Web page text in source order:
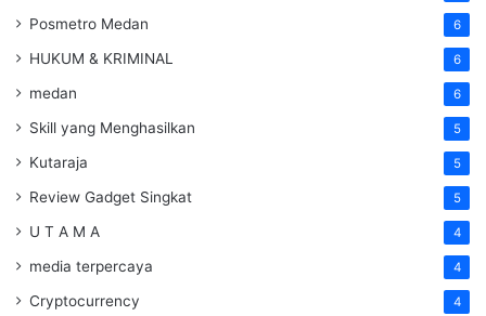
Posmetro Medan 6
HUKUM & KRIMINAL 6
medan 6
Skill yang Menghasilkan 5
Kutaraja 5
Review Gadget Singkat 5
U T A M A 4
media terpercaya 4
Cryptocurrency 4